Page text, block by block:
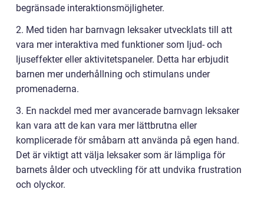
begränsade interaktionsmöjligheter.
2. Med tiden har barnvagn leksaker utvecklats till att
vara mer interaktiva med funktioner som ljud- och
ljuseffekter eller aktivitetspaneler. Detta har erbjudit
barnen mer underhållning och stimulans under
promenaderna.
3. En nackdel med mer avancerade barnvagn leksaker
kan vara att de kan vara mer lättbrutna eller
komplicerade för småbarn att använda på egen hand.
Det är viktigt att välja leksaker som är lämpliga för
barnets ålder och utveckling för att undvika frustration
och olyckor.